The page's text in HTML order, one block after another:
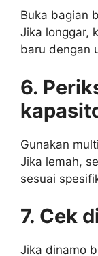
Buka bagian
Jika longgar,
baru dengan
6.
Gunakan
Jika lemah,
sesuai
7. Cek
Jika dinamo